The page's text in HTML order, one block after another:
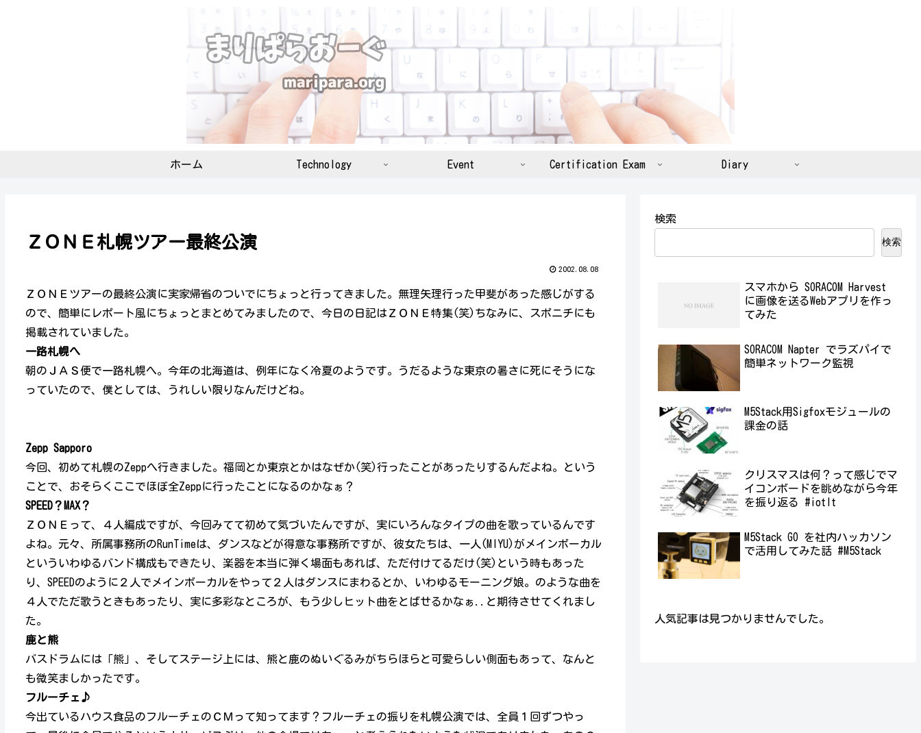
ホーム Technology Event Certification Exam Diary
ＺＯＮＥ札幌ツアー最終公演
2002.08.08
ＺＯＮＥツアーの最終公演に実家帰省のついでにちょっと行ってきました。無理矢理行った甲斐があった感じがする
ので、簡単にレポート風にちょっとまとめてみましたので、今日の日記はＺＯＮＥ特集(笑)ちなみに、スポニチにも
掲載されていました。
一路札幌へ
朝のＪＡＳ便で一路札幌へ。今年の北海道は、例年になく冷夏のようです。うだるような東京の暑さに死にそうにな
っていたので、僕としては、うれしい限りなんだけどね。
Zepp Sapporo
今回、初めて札幌のZeppへ行きました。福岡とか東京とかはなぜか(笑)行ったことがあったりするんだよね。という
ことで、おそらくここでほぼ全Zeppに行ったことになるのかなぁ？
SPEED？MAX？
ＺＯＮＥって、４人編成ですが、今回みてて初めて気づいたんですが、実にいろんなタイプの曲を歌っているんです
よね。元々、所属事務所のRunTimeは、ダンスなどが得意な事務所ですが、彼女たちは、一人(MIYU)がメインボーカル
といういわゆるバンド構成もできたり、楽器を本当に弾く場面もあれば、ただ付けてるだけ(笑)という時もあった
り、SPEEDのように２人でメインボーカルをやって２人はダンスにまわるとか、いわゆるモーニング娘。のような曲を
４人でただ歌うときもあったり、実に多彩なところが、もう少しヒット曲をとばせるかなぁ..と期待させてくれまし
た。
鹿と熊
バスドラムには「熊」、そしてステージ上には、熊と鹿のぬいぐるみがちらほらと可愛らしい側面もあって、なんと
も微笑ましかったです。
フルーチェ♪
今出ているハウス食品のフルーチェのＣＭって知ってます？フルーチェの振りを札幌公演では、全員１回ずつやっ
検索
検索
スマホから SORACOM Harvest
に画像を送るWebアプリを作っ
てみた
SORACOM Napter でラズパイで
簡単ネットワーク監視
M5Stack用Sigfoxモジュールの
課金の話
クリスマスは何？って感じでマ
イコンボードを眺めながら今年
を振り返る #iotlt
M5Stack GO を社内ハッカソン
で活用してみた話 #M5Stack
人気記事は見つかりませんでした。